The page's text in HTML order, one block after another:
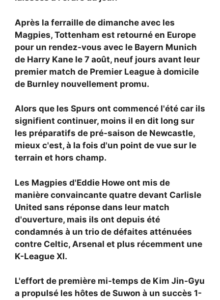
Après la ferraille de dimanche avec les
Magpies, Tottenham est retourné en Europe
pour un rendez-vous avec le Bayern Munich
de Harry Kane le 7 août, neuf jours avant leur
premier match de Premier League à domicile
de Burnley nouvellement promu.
Alors que les Spurs ont commencé l'été car ils
signifient continuer, moins il en dit long sur
les préparatifs de pré-saison de Newcastle,
mieux c'est, à la fois d'un point de vue sur le
terrain et hors champ.
Les Magpies d'Eddie Howe ont mis de
manière convaincante quatre devant Carlisle
United sans réponse dans leur match
d'ouverture, mais ils ont depuis été
condamnés à un trio de défaites atténuées
contre Celtic, Arsenal et plus récemment une
K-League XI.
L'effort de première mi-temps de Kim Jin-Gyu
a propulsé les hôtes de Suwon à un succès 1-